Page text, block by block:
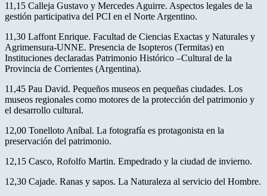
11,15 Calleja Gustavo y Mercedes Aguirre. Aspectos legales de la
gestión participativa del PCI en el Norte Argentino.
11,30 Laffont Enrique. Facultad de Ciencias Exactas y Naturales y
Agrimensura-UNNE. Presencia de Isopteros (Termitas) en
Instituciones declaradas Patrimonio Histórico –Cultural de la
Provincia de Corrientes (Argentina).
11,45 Pau David. Pequeños museos en pequeñas ciudades. Los
museos regionales como motores de la protección del patrimonio y
el desarrollo cultural.
12,00 Tonelloto Aníbal. La fotografía es protagonista en la
preservación del patrimonio.
12,15 Casco, Rofolfo Martin. Empedrado y la ciudad de invierno.
12,30 Cajade. Ranas y sapos. La Naturaleza al servicio del Hombre.